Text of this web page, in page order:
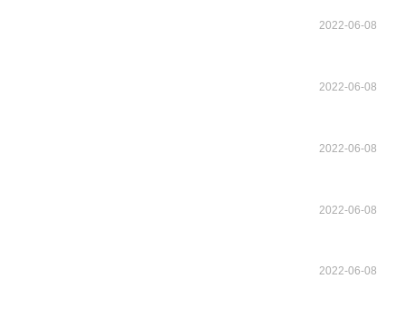
2022-06-08
2022-06-08
2022-06-08
2022-06-08
2022-06-08